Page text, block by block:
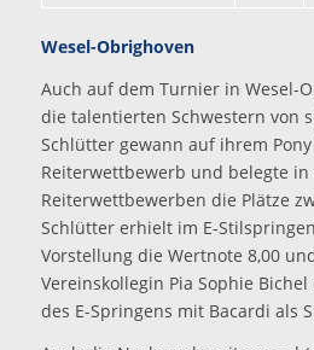
Wesel-Obrighoven
Auch auf dem Turnier in Wesel-
die talentierten Schwestern von
Schlütter gewann auf ihrem
Reiterwettbewerb und belegte
Reiterwettbewerben die Plätze
Schlütter erhielt im E-
Vorstellung die Wertnote 8,00
Vereinskollegin Pia Sophie
des E-Springens mit Bacardi als